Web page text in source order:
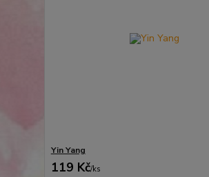
Yin Yang
119 Kč/ks